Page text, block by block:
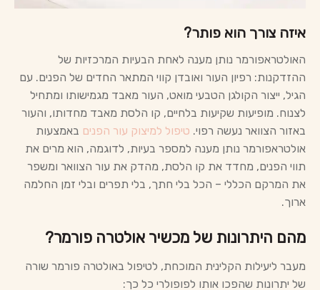
איזה צורך הוא פותר?
האולטראפורמר נותן מענה לאחת הבעיות המרכזיות של
ההזדקנות: רפיון העור ואובדן קווי המתאר החדים של הפנים. עם
הגיל, ייצור הקולגן הטבעי מואט, העור מאבד מגמישותו ומתחיל
לצנוח. מופיעות שקיעות בלחיים, קו הלסת מאבד מחדותו, והעור
באזור הצוואר נעשה רפוי. טיפול למיצוק עור הפנים באמצעות
אולטראפורמר נותן מענה למספר בעיות, לדוגמה, הוא מרים את
תווי הפנים, מחדד את קו הלסת, מהדק את עור הצוואר ומשפר
את המרקם הכללי – הכל בלי חתך, בלי תפרים ובלי זמן החלמה
ארוך.
מהם היתרונות של מכשיר אולטרה פורמר?
מעבר ליעילות הקלינית המוכחת, לטיפול באולטרה פורמר שורה
של יתרונות שהפכו אותו לפופולרי כל כך: